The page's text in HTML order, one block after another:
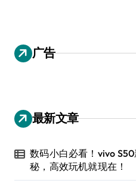
广告
最新文章
数码小白必看！vivo
秘，高效玩机就现在！